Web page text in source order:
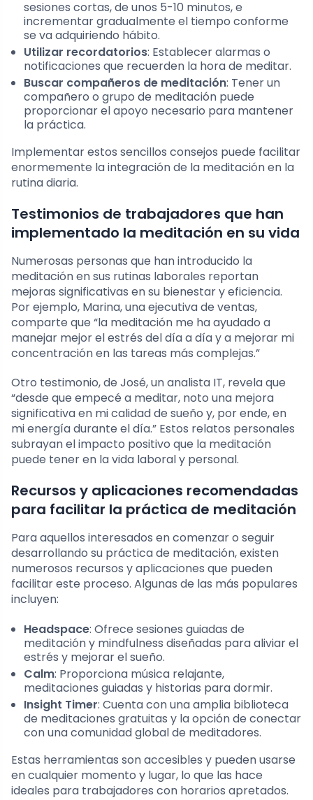
sesiones cortas, de unos 5-10 minutos, e
incrementar gradualmente el tiempo conforme
se va adquiriendo hábito.
Utilizar recordatorios: Establecer alarmas o
notificaciones que recuerden la hora de meditar.
Buscar compañeros de meditación: Tener un
compañero o grupo de meditación puede
proporcionar el apoyo necesario para mantener
la práctica.
Implementar estos sencillos consejos puede facilitar
enormemente la integración de la meditación en la
rutina diaria.
Testimonios de trabajadores que han
implementado la meditación en su vida
Numerosas personas que han introducido la
meditación en sus rutinas laborales reportan
mejoras significativas en su bienestar y eficiencia.
Por ejemplo, Marina, una ejecutiva de ventas,
comparte que “la meditación me ha ayudado a
manejar mejor el estrés del día a día y a mejorar mi
concentración en las tareas más complejas.”
Otro testimonio, de José, un analista IT, revela que
“desde que empecé a meditar, noto una mejora
significativa en mi calidad de sueño y, por ende, en
mi energía durante el día.” Estos relatos personales
subrayan el impacto positivo que la meditación
puede tener en la vida laboral y personal.
Recursos y aplicaciones recomendadas
para facilitar la práctica de meditación
Para aquellos interesados en comenzar o seguir
desarrollando su práctica de meditación, existen
numerosos recursos y aplicaciones que pueden
facilitar este proceso. Algunas de las más populares
incluyen:
Headspace: Ofrece sesiones guiadas de
meditación y mindfulness diseñadas para aliviar el
estrés y mejorar el sueño.
Calm: Proporciona música relajante,
meditaciones guiadas y historias para dormir.
Insight Timer: Cuenta con una amplia biblioteca
de meditaciones gratuitas y la opción de conectar
con una comunidad global de meditadores.
Estas herramientas son accesibles y pueden usarse
en cualquier momento y lugar, lo que las hace
ideales para trabajadores con horarios apretados.